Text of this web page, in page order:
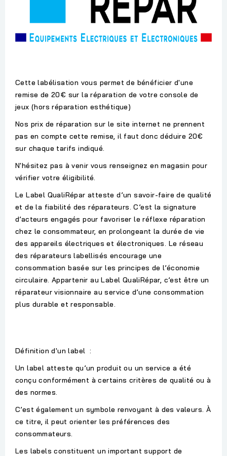
Cette labélisation vous permet de bénéficier d'une
remise de 20€ sur la réparation de votre console de
jeux (hors réparation esthétique)
Nos prix de réparation sur le site internet ne prennent
pas en compte cette remise, il faut donc déduire 20€
sur chaque tarifs indiqué.
N'hésitez pas à venir vous renseignez en magasin pour
vérifier votre éligibilité.
Le Label QualiRépar atteste d’un savoir-faire de qualité
et de la fiabilité des réparateurs. C’est la signature
d’acteurs engagés pour favoriser le réflexe réparation
chez le consommateur, en prolongeant la durée de vie
des appareils électriques et électroniques. Le réseau
des réparateurs labellisés encourage une
consommation basée sur les principes de l’économie
circulaire. Appartenir au Label QualiRépar, c’est être un
réparateur visionnaire au service d’une consommation
plus durable et responsable.
Définition d'un label :
Un label atteste qu’un produit ou un service a été
conçu conformément à certains critères de qualité ou à
des normes.
C’est également un symbole renvoyant à des valeurs. À
ce titre, il peut orienter les préférences des
consommateurs.
Les labels constituent un important support de